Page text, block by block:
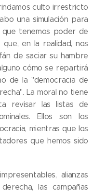
culto irrestricto
una simulación para
tenemos poder de
en la realidad, nos
de saciar su hambre
cómo se repartirá
de la "democracia de
La moral no tiene
revisar las listas de
Ellos son los
mientras que los
que hemos sido
alianzas
las campañas